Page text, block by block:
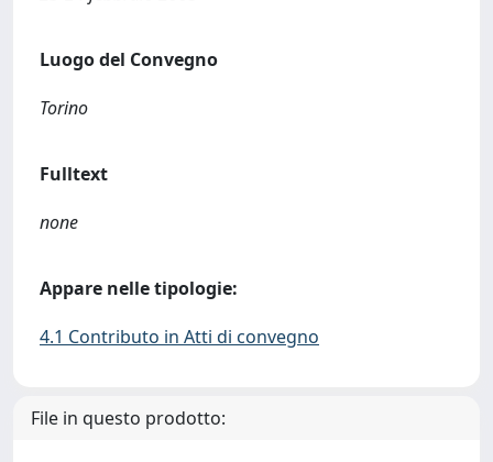
Luogo del Convegno
Torino
Fulltext
none
Appare nelle tipologie:
4.1 Contributo in Atti di convegno
File in questo prodotto: